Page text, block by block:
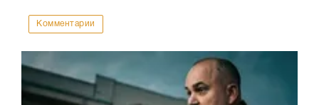
Комментарии